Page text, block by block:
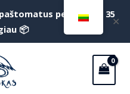
perkant už 35
📦
✕